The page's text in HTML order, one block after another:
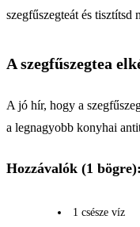
szegfűszegteát és tisztítsd
A szegfűszegtea
A jó hír, hogy a
a legnagyobb konyhai
Hozzávalók (1 bögre):
1 csésze víz